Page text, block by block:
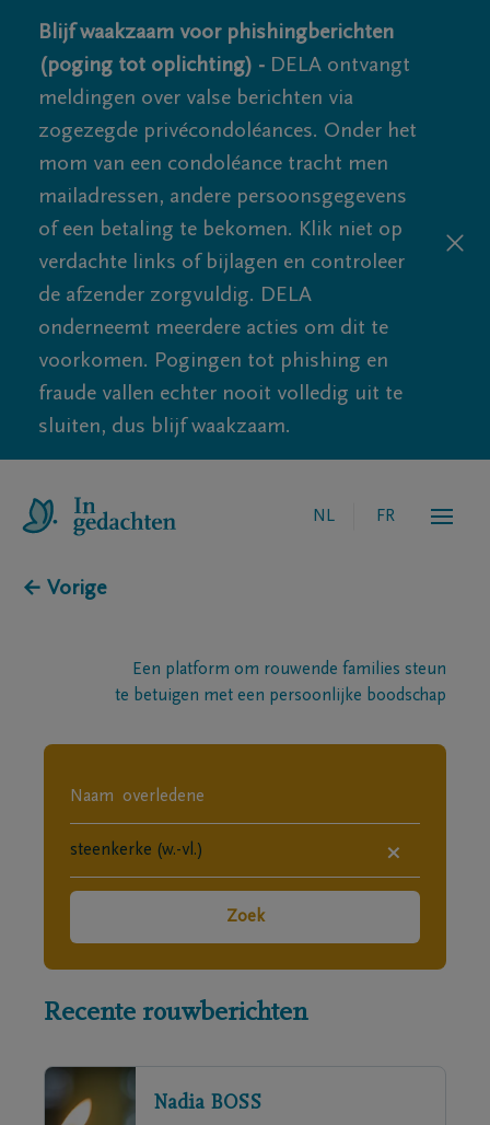
Blijf waakzaam voor phishingberichten
(poging tot oplichting) - DELA ontvangt
meldingen over valse berichten via
zogezegde privécondoléances. Onder het
mom van een condoléance tracht men
mailadressen, andere persoonsgegevens
of een betaling te bekomen. Klik niet op
verdachte links of bijlagen en controleer
de afzender zorgvuldig. DELA
onderneemt meerdere acties om dit te
voorkomen. Pogingen tot phishing en
fraude vallen echter nooit volledig uit te
sluiten, dus blijf waakzaam.
NL FR
← Vorige
Een platform om rouwende families steun
te betuigen met een persoonlijke boodschap
×
Zoek
Recente rouwberichten
Nadia BOSS